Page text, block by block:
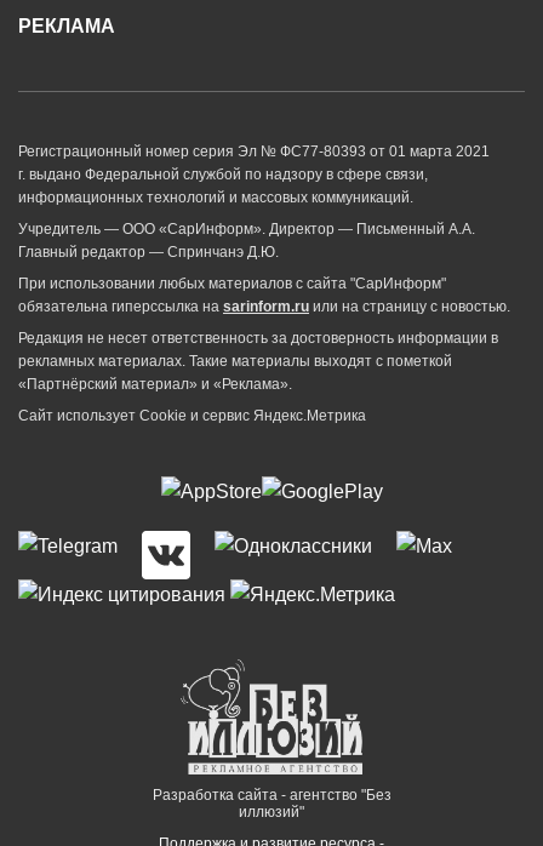
РЕКЛАМА
Регистрационный номер серия Эл № ФС77-80393 от 01 марта 2021
г. выдано Федеральной службой по надзору в сфере связи,
информационных технологий и массовых коммуникаций.
Учредитель — ООО «СарИнформ». Директор — Письменный А.А.
Главный редактор — Спринчанэ Д.Ю.
При использовании любых материалов с сайта "СарИнформ"
обязательна гиперссылка на sarinform.ru или на страницу с новостью.
Редакция не несет ответственность за достоверность информации в
рекламных материалах. Такие материалы выходят с пометкой
«Партнёрский материал» и «Реклама».
Сайт использует Cookie и сервиc Яндекс.Метрика
Разработка сайта - агентство "Без
иллюзий"